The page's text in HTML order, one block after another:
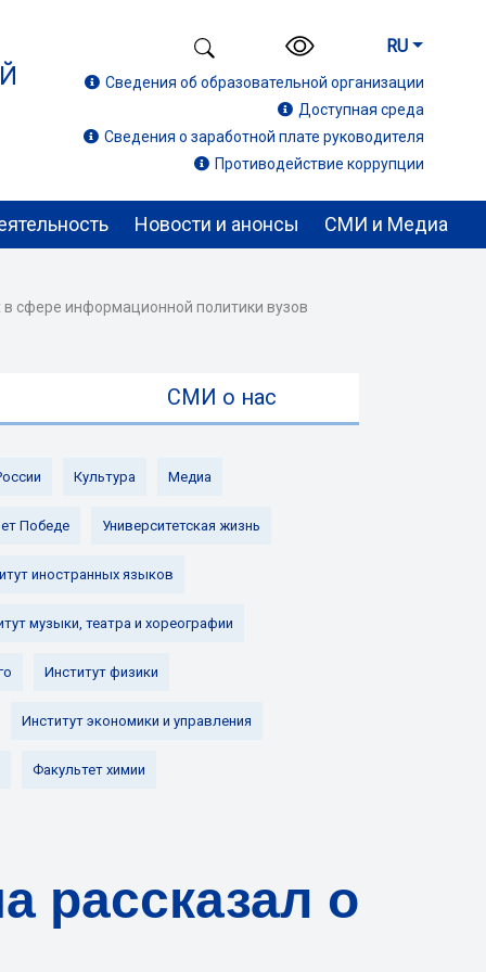
RU
Сведения об образовательной организации
Доступная среда
Сведения о заработной плате руководителя
Противодействие коррупции
Новости и анонсы СМИ и Медиа
сфере информационной политики вузов
СМИ о нас
Культура Медиа
Победе Университетская жизнь
иностранных языков
музыки, театра и хореографии
Институт физики
Институт экономики и управления
Факультет химии
рассказал о